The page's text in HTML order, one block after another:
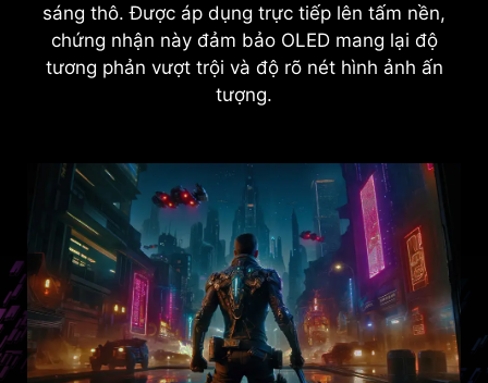
sáng thô. Được áp dụng trực tiếp lên tấm nền,
chứng nhận này đảm bảo OLED mang lại độ
tương phản vượt trội và độ rõ nét hình ảnh ấn
tượng.